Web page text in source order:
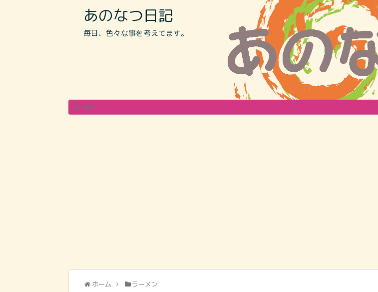
あのなつ日記
毎日、色々な事を考えてます。
profile
ホーム ラーメン